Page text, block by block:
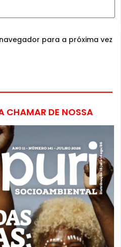
para a próxima vez
CHAMAR DE NOSSA